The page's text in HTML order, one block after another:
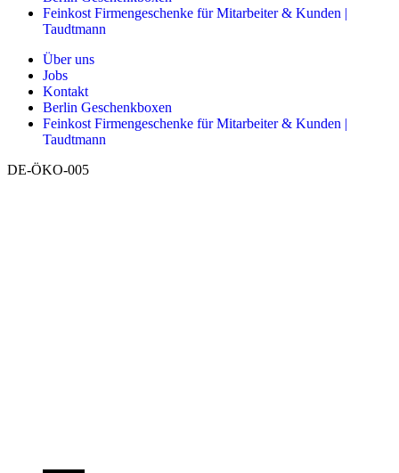
Feinkost Firmengeschenke für Mitarbeiter & Kunden |
Taudtmann
Über uns
Jobs
Kontakt
Berlin Geschenkboxen
Feinkost Firmengeschenke für Mitarbeiter & Kunden |
Taudtmann
DE-ÖKO-005